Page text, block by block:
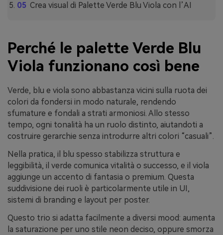
Crea visual di Palette Verde Blu Viola con l’AI
Perché le palette Verde Blu
Viola funzionano così bene
Verde, blu e viola sono abbastanza vicini sulla ruota dei
colori da fondersi in modo naturale, rendendo
sfumature e fondali a strati armoniosi. Allo stesso
tempo, ogni tonalità ha un ruolo distinto, aiutandoti a
costruire gerarchie senza introdurre altri colori “casuali”.
Nella pratica, il blu spesso stabilizza struttura e
leggibilità, il verde comunica vitalità o successo, e il viola
aggiunge un accento di fantasia o premium. Questa
suddivisione dei ruoli è particolarmente utile in UI,
sistemi di branding e layout per poster.
Questo trio si adatta facilmente a diversi mood: aumenta
la saturazione per uno stile neon deciso, oppure smorza